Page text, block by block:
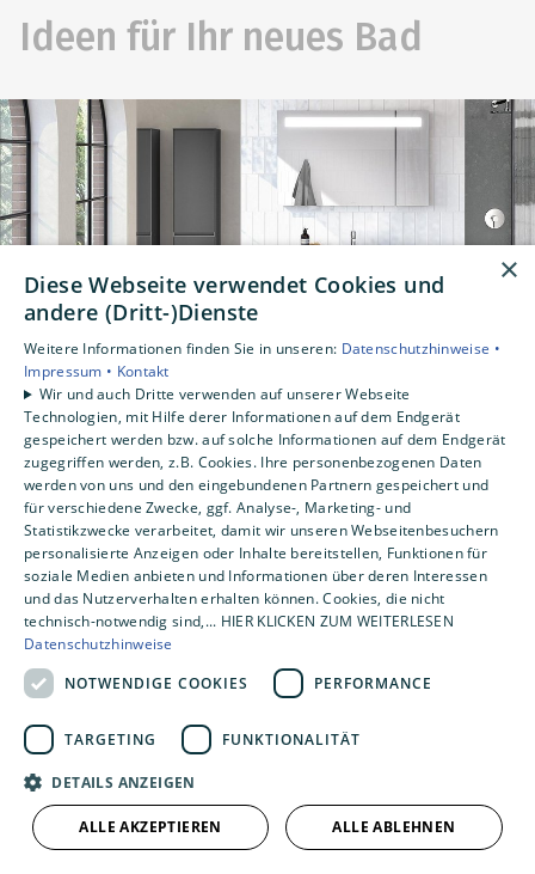
Ideen für Ihr neues Bad
Und das sagen unsere
Kundinnen und Kunden:
Sanierung einer Dusche. Die
Lieferung und die Arbeiten wurden
×
Diese Webseite verwendet Cookies und
andere (Dritt-)Dienste
Weitere Informationen finden Sie in unseren: Datenschutzhinweise •
Impressum • Kontakt
Wir und auch Dritte verwenden auf unserer Webseite
Technologien, mit Hilfe derer Informationen auf dem Endgerät
gespeichert werden bzw. auf solche Informationen auf dem Endgerät
zugegriffen werden, z.B. Cookies. Ihre personenbezogenen Daten
werden von uns und den eingebundenen Partnern gespeichert und
für verschiedene Zwecke, ggf. Analyse-, Marketing- und
Statistikzwecke verarbeitet, damit wir unseren Webseitenbesuchern
personalisierte Anzeigen oder Inhalte bereitstellen, Funktionen für
soziale Medien anbieten und Informationen über deren Interessen
und das Nutzerverhalten erhalten können. Cookies, die nicht
technisch-notwendig sind,... HIER KLICKEN ZUM WEITERLESEN
Datenschutzhinweise
NOTWENDIGE COOKIES
PERFORMANCE
TARGETING FUNKTIONALITÄT
DETAILS ANZEIGEN
ALLE AKZEPTIEREN ALLE ABLEHNEN